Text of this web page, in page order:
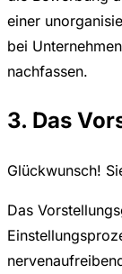
einer
bei
nachfassen.
3. Das
Glückwunsch!
Das